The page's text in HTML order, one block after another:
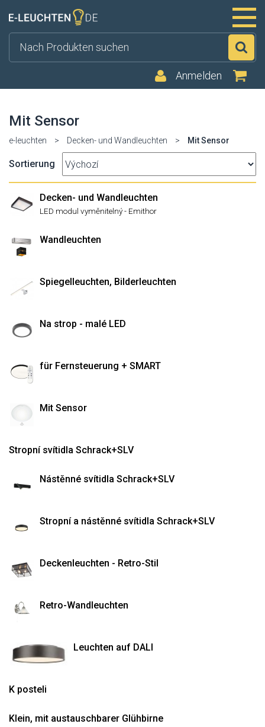
Anmelden
Mit Sensor
e-leuchten > Decken- und Wandleuchten > Mit Sensor
Sortierung
Decken- und Wandleuchten
LED modul vyměnitelný - Emithor
Wandleuchten
Spiegelleuchten, Bilderleuchten
Na strop - malé LED
für Fernsteuerung + SMART
Mit Sensor
Stropní svítidla Schrack+SLV
Nástěnné svítidla Schrack+SLV
Stropní a nástěnné svítidla Schrack+SLV
Deckenleuchten - Retro-Stil
Retro-Wandleuchten
Leuchten auf DALI
K posteli
Klein, mit austauschbarer Glühbirne